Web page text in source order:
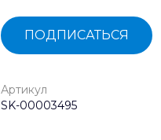
ПОДПИСАТЬСЯ
Артикул
SK-00003495